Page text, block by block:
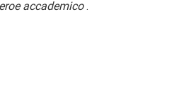
accademico.